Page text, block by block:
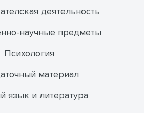
деятельность
научные предметы
Психология
материал
язык и литература